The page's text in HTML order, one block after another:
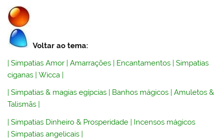
Voltar ao tema:
|Simpatias Amor |Amarrações | Encantamentos |Simpatias
ciganas |Wicca |
|Simpatias & magias egípcias Banhos mágicos |Amuletos &
Talismãs
|Simpatias Dinheiro & Prosperidade | Incensos mágicos
|Simpatias angelicais |